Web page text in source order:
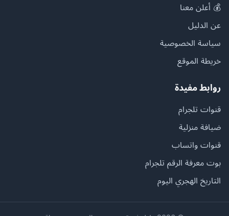
💰 أعلن معنا
عن الدليل
سياسة الخصوصية
خريطة الموقع
روابط مفيدة
قنوات تلجرام
ضيافة منزلية
قنوات واتساب
بوت معرفة الرقم تلجرام
التاريخ الهجري اليوم